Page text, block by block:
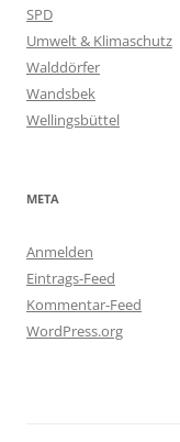
SPD
Umwelt & Klimaschutz
Walddörfer
Wandsbek
Wellingsbüttel
META
Anmelden
Eintrags-Feed
Kommentar-Feed
WordPress.org